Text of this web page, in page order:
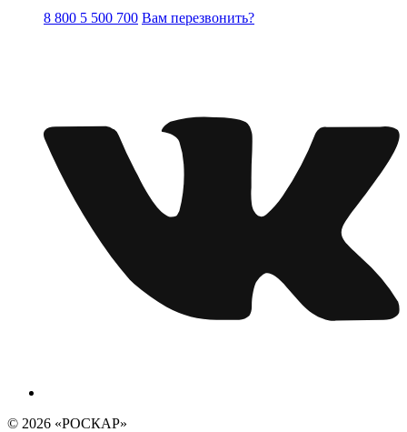
8 800 5 500 700 Вам перезвонить?
© 2026 «РОСКАР»